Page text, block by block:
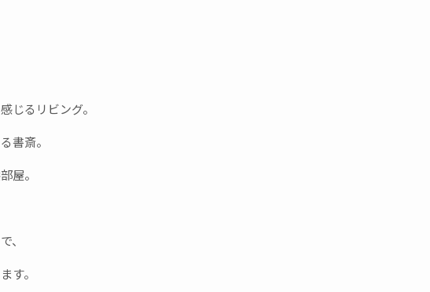
じるリビング。
書斎。
屋。
、
す。